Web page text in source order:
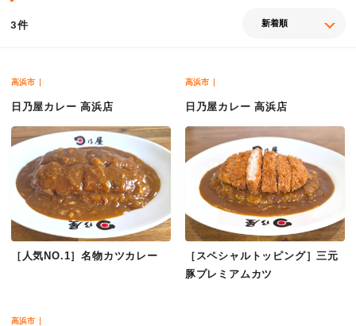
3件
高浜市
日乃屋カレー 高浜店
［人気NO.1］名物カツカレー
高浜市
日乃屋カレー 高浜店
［スペシャルトッピング］三元
豚プレミアムカツ
高浜市